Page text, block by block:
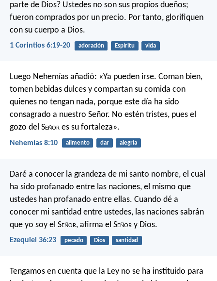
parte de Dios? Ustedes no son sus propios dueños;
fueron comprados por un precio. Por tanto, glorifiquen
con su cuerpo a Dios.
1 Corintios 6:19-20 adoración Espíritu vida
Luego Nehemías añadió: «Ya pueden irse. Coman bien,
tomen bebidas dulces y compartan su comida con
quienes no tengan nada, porque este día ha sido
consagrado a nuestro Señor. No estén tristes, pues el
gozo del Señor es su fortaleza».
Nehemías 8:10 alimento dar alegría
Daré a conocer la grandeza de mi santo nombre, el cual
ha sido profanado entre las naciones, el mismo que
ustedes han profanado entre ellas. Cuando dé a
conocer mi santidad entre ustedes, las naciones sabrán
que yo soy el Señor, afirma el Señor y Dios.
Ezequiel 36:23 pecado Dios santidad
Tengamos en cuenta que la Ley no se ha instituido para